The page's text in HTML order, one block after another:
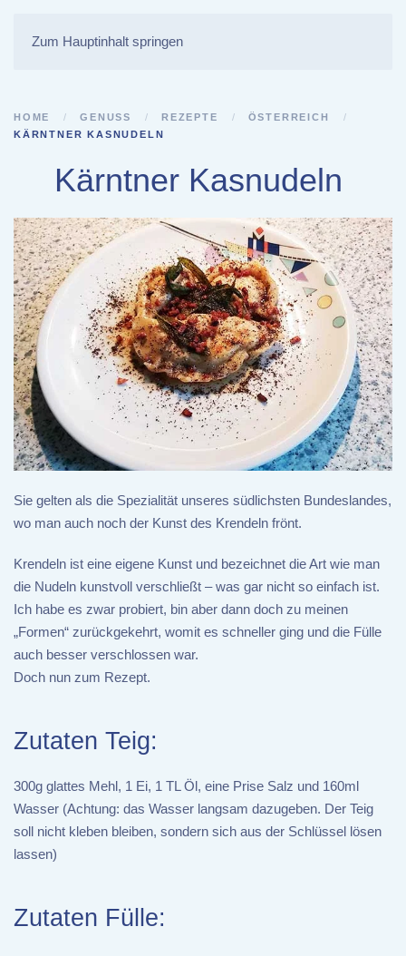
Zum Hauptinhalt springen
HOME GENUSS REZEPTE
ÖSTERREICH
KÄRNTNER KASNUDELN
Kärntner Kasnudeln
Sie gelten als die Spezialität unseres südlichsten Bundeslandes,
wo man auch noch der Kunst des Krendeln frönt.
Krendeln ist eine eigene Kunst und bezeichnet die Art wie man
die Nudeln kunstvoll verschließt – was gar nicht so einfach ist.
Ich habe es zwar probiert, bin aber dann doch zu meinen
„Formen“ zurückgekehrt, womit es schneller ging und die Fülle
auch besser verschlossen war.
Doch nun zum Rezept.
Zutaten Teig:
300g glattes Mehl, 1 Ei, 1 TL Öl, eine Prise Salz und 160ml
Wasser (Achtung: das Wasser langsam dazugeben. Der Teig
soll nicht kleben bleiben, sondern sich aus der Schlüssel lösen
lassen)
Zutaten Fülle: